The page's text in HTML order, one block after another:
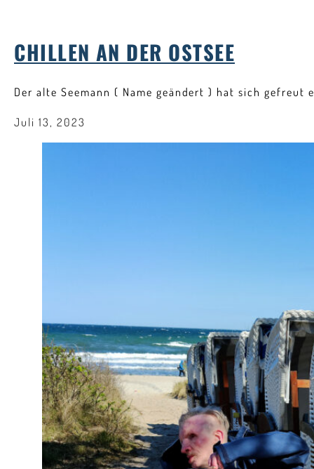
CHILLEN AN DER OSTSEE
Der alte Seemann ( Name geändert ) hat sich
Juli 13, 2023